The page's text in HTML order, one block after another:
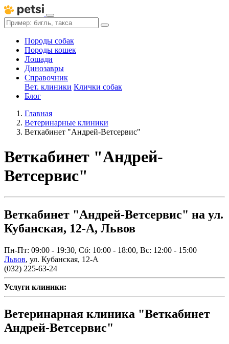
Породы собак
Породы кошек
Лошади
Динозавры
Справочник
Вет. клиники Клички собак
Блог
Главная
Ветеринарные клиники
Веткабинет "Андрей-Ветсервис"
Веткабинет "Андрей-
Ветсервис"
Веткабинет "Андрей-Ветсервис" на ул.
Кубанская, 12-А, Львов
Пн-Пт: 09:00 - 19:30, Сб: 10:00 - 18:00, Вс: 12:00 - 15:00
Львов, ул. Кубанская, 12-А
(032) 225-63-24
Услуги клиники:
Ветеринарная клиника "Веткабинет
Андрей-Ветсервис"